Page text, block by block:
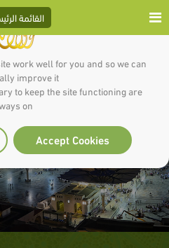
work well for you and so we can
improve it.
to keep the site functioning are
on
Accept Cookies
القائمة